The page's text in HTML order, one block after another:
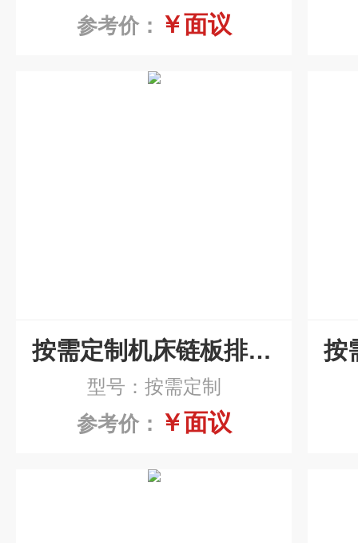
参考价： ￥面议
按需定制机床链板排屑机厂家
型号：按需定制
参考价： ￥面议